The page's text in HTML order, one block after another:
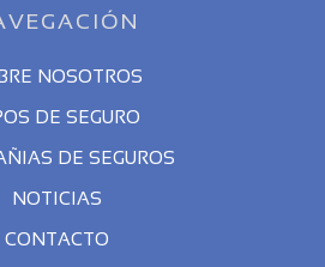
NOSOTROS
DE SEGURO
DE SEGUROS
NOTICIAS
CONTACTO